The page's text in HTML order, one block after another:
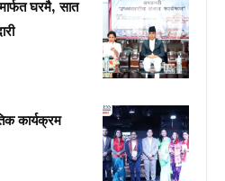
घरमै, सात
कार्यक्रम